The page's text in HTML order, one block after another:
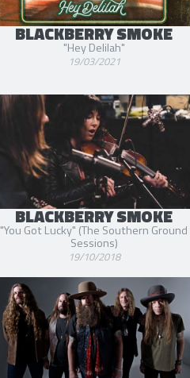
BLACKBERRY SMOKE
"Hey Delilah"
19/03/2021
BLACKBERRY SMOKE
"You Got Lucky" (The Southern Ground
Sessions)
19/10/2018